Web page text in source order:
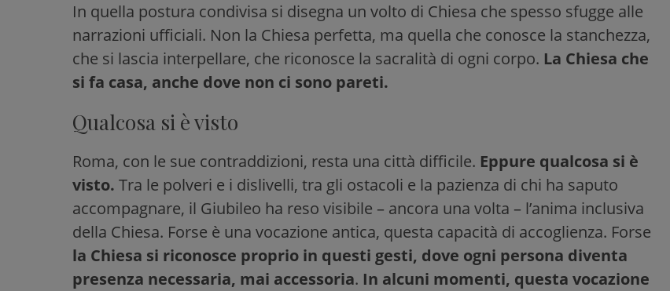
In quella postura condivisa si disegna un volto di Chiesa che spesso sfugge alle
narrazioni ufficiali. Non la Chiesa perfetta, ma quella che conosce la stanchezza,
che si lascia interpellare, che riconosce la sacralità di ogni corpo. La Chiesa che
si fa casa, anche dove non ci sono pareti.
Qualcosa si è visto
Roma, con le sue contraddizioni, resta una città difficile. Eppure qualcosa si è
visto. Tra le polveri e i dislivelli, tra gli ostacoli e la pazienza di chi ha saputo
accompagnare, il Giubileo ha reso visibile – ancora una volta – l’anima inclusiva
della Chiesa. Forse è una vocazione antica, questa capacità di accoglienza. Forse
la Chiesa si riconosce proprio in questi gesti, dove ogni persona diventa
presenza necessaria, mai accessoria. In alcuni momenti, questa vocazione